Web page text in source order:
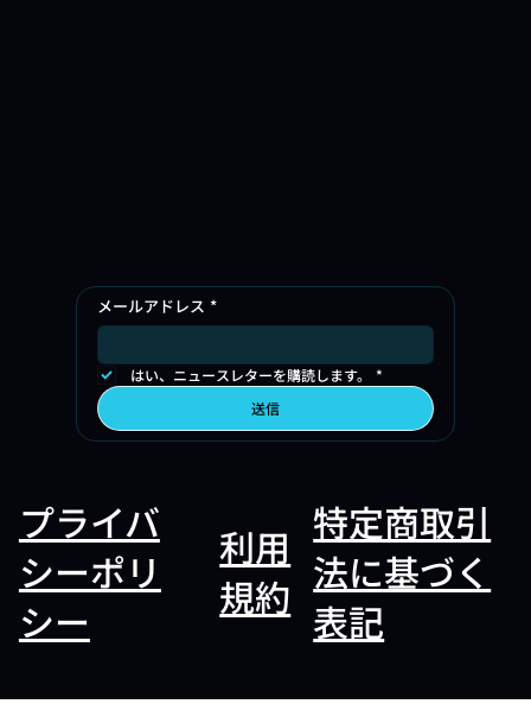
メールアドレス *
はい、ニュースレターを購読します。
*
送信
プライバ
シーポリ
シー
利用
規約
特定商取引
法に基づく
表記